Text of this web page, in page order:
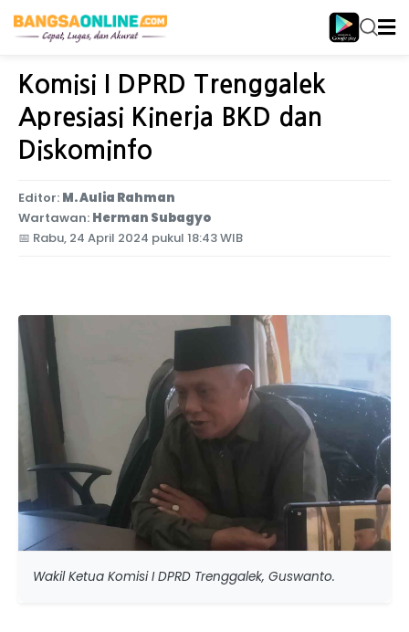
Home Jawa Timur
Komisi I DPRD Trenggalek
Apresiasi Kinerja BKD dan
Diskominfo
Editor: M. Aulia Rahman
Wartawan: Herman Subagyo
📅 Rabu, 24 April 2024 pukul 18:43 WIB
Wakil Ketua Komisi I DPRD Trenggalek, Guswanto.